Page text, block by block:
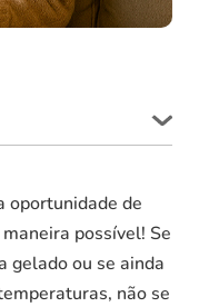
oportunidade de
possível! Se
gelado ou se ainda
não se